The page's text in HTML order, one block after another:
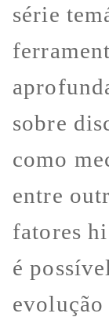
série
sobre
como
entre
fatores
é
evolução